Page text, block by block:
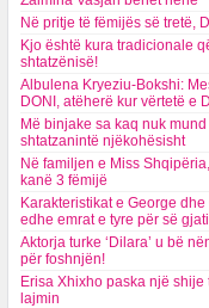
Në pritje të fëmijës së tretë,
Kjo është kura tradicionale
shtatzënisë!
Albulena Kryeziu-Bokshi:
DONI, atëherë kur vërtetë e
Më binjake sa kaq nuk
shtatzanintë njëkohësisht
Në familjen e Miss
kanë 3 fëmijë
Karakteristikat e George
edhe emrat e tyre për së gjati
Aktorja turke ‘Dilara’ u bë
për foshnjën!
Erisa Xhixho paska një
lajmin